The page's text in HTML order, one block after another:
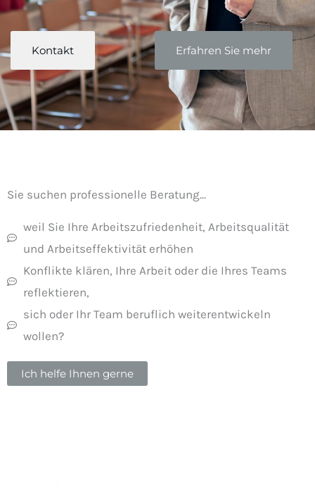
Kontakt Erfahren Sie mehr
Sie suchen professionelle Beratung...
weil Sie Ihre Arbeitszufriedenheit, Arbeitsqualität
und Arbeitseffektivität erhöhen
Konflikte klären, Ihre Arbeit oder die Ihres Teams
reflektieren,
sich oder Ihr Team beruflich weiterentwickeln
wollen?
Ich helfe Ihnen gerne